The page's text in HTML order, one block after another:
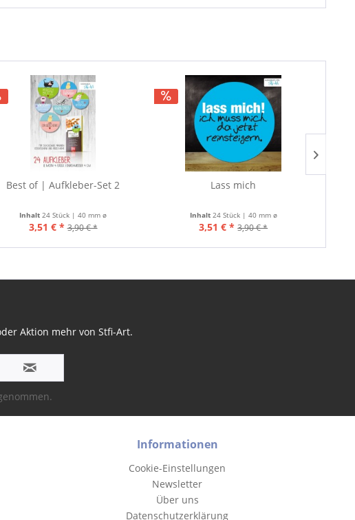
Best of | Aufkleber-Set 2
Inhalt24 Stück | 40 mm ø
3,51 € * 3,90 € *
Lass mich
Inhalt 24 Stück | 40 mm ø
3,51 € * 3,90 € *
Informationen
Cookie-Einstellungen
Newsletter
Über uns
Datenschutzerklärung
Aktion mehr von Stfi-Art.